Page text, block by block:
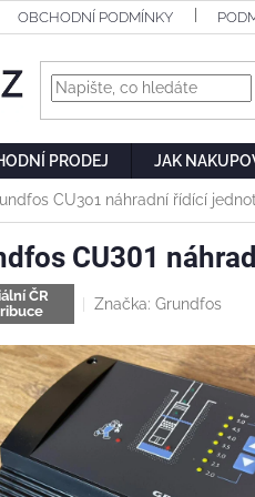
OBCHODNÍ PODMÍNKY
PRODEJ JAK
CU301 náhradní řídící
CU301
ČR
Značka: Grundfos